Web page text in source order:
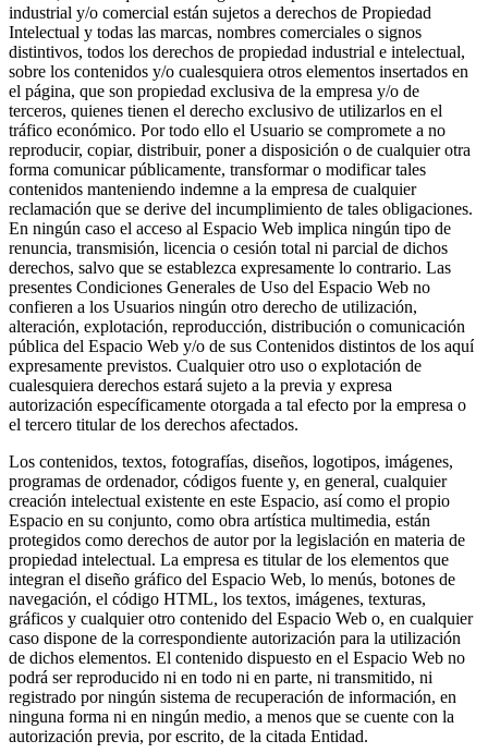
industrial y/o comercial están sujetos a derechos de Propiedad
Intelectual y todas las marcas, nombres comerciales o signos
distintivos, todos los derechos de propiedad industrial e intelectual,
sobre los contenidos y/o cualesquiera otros elementos insertados en
el página, que son propiedad exclusiva de la empresa y/o de
terceros, quienes tienen el derecho exclusivo de utilizarlos en el
tráfico económico. Por todo ello el Usuario se compromete a no
reproducir, copiar, distribuir, poner a disposición o de cualquier otra
forma comunicar públicamente, transformar o modificar tales
contenidos manteniendo indemne a la empresa de cualquier
reclamación que se derive del incumplimiento de tales obligaciones.
En ningún caso el acceso al Espacio Web implica ningún tipo de
renuncia, transmisión, licencia o cesión total ni parcial de dichos
derechos, salvo que se establezca expresamente lo contrario. Las
presentes Condiciones Generales de Uso del Espacio Web no
confieren a los Usuarios ningún otro derecho de utilización,
alteración, explotación, reproducción, distribución o comunicación
pública del Espacio Web y/o de sus Contenidos distintos de los aquí
expresamente previstos. Cualquier otro uso o explotación de
cualesquiera derechos estará sujeto a la previa y expresa
autorización específicamente otorgada a tal efecto por la empresa o
el tercero titular de los derechos afectados.
Los contenidos, textos, fotografías, diseños, logotipos, imágenes,
programas de ordenador, códigos fuente y, en general, cualquier
creación intelectual existente en este Espacio, así como el propio
Espacio en su conjunto, como obra artística multimedia, están
protegidos como derechos de autor por la legislación en materia de
propiedad intelectual. La empresa es titular de los elementos que
integran el diseño gráfico del Espacio Web, lo menús, botones de
navegación, el código HTML, los textos, imágenes, texturas,
gráficos y cualquier otro contenido del Espacio Web o, en cualquier
caso dispone de la correspondiente autorización para la utilización
de dichos elementos. El contenido dispuesto en el Espacio Web no
podrá ser reproducido ni en todo ni en parte, ni transmitido, ni
registrado por ningún sistema de recuperación de información, en
ninguna forma ni en ningún medio, a menos que se cuente con la
autorización previa, por escrito, de la citada Entidad.